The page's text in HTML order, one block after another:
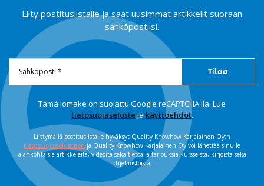
Liity postituslistalle ja saat uusimmat artikkelit suoraan
sähköpostiisi.
Tämä lomake on suojattu Google reCAPTCHA:lla. Lue
tietosuojaseloste ja käyttöehdot.
Liittymällä postituslistalle hyväksyt Quality Knowhow Karjalainen Oy:n
tietosuojaselosteen ja Quality Knowhow Karjalainen Oy voi lähettää sinulle
ajankohtaisia artikkeleita, videoita sekä tietoa ja tarjouksia kursseista, kirjoista sekä
ohjelmistoista.